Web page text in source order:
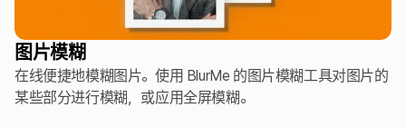
图片模糊
在线便捷地模糊图片。使用 BlurMe 的图片模糊工具对图片的
某些部分进行模糊，或应用全屏模糊。